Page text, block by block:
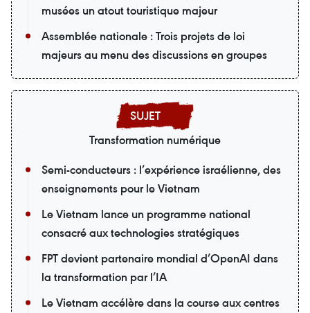
musées un atout touristique majeur
Assemblée nationale : Trois projets de loi
majeurs au menu des discussions en groupes
Transformation numérique
Semi-conducteurs : l’expérience israélienne, des
enseignements pour le Vietnam
Le Vietnam lance un programme national
consacré aux technologies stratégiques
FPT devient partenaire mondial d’OpenAI dans
la transformation par l’IA
Le Vietnam accélère dans la course aux centres